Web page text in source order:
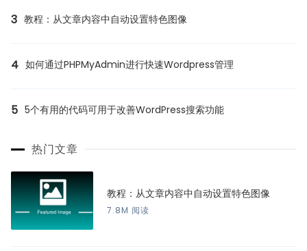
3 教程：从文章内容中自动设置特色图像
4 如何通过PHPMyAdmin进行快速Wordpress管理
5 5个有用的代码可用于改善WordPress搜索功能
热门文章
教程：从文章内容中自动设置特色图像
7.8M 阅读